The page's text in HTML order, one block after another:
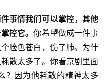
事情我们可以掌控，其他
控它。你希望做成一件事
脸色苍白，伤了肺。为什
散太多了。你看京剧里面
？因为他耗散的精神太多